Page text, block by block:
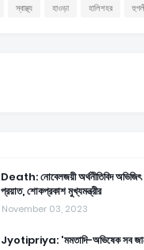
স্বাস্থ্য হাওড়া হালিশহর
Death: নোবেলজয়ী অর্থনীতিবিদ অভিজিৎ
প্রয়াত, শোকপ্রকাশ মুখ্যমন্ত্রীর
November 03, 2023
Jyotipriya: 'মমতাদি-অভিষেক সব